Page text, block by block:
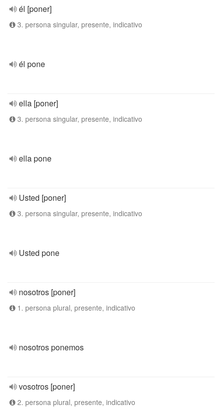
él [poner]
3. persona singular, presente, indicativo
él pone
ella [poner]
3. persona singular, presente, indicativo
ella pone
Usted [poner]
3. persona singular, presente, indicativo
Usted pone
nosotros [poner]
1. persona plural, presente, indicativo
nosotros ponemos
vosotros [poner]
2. persona plural, presente, indicativo